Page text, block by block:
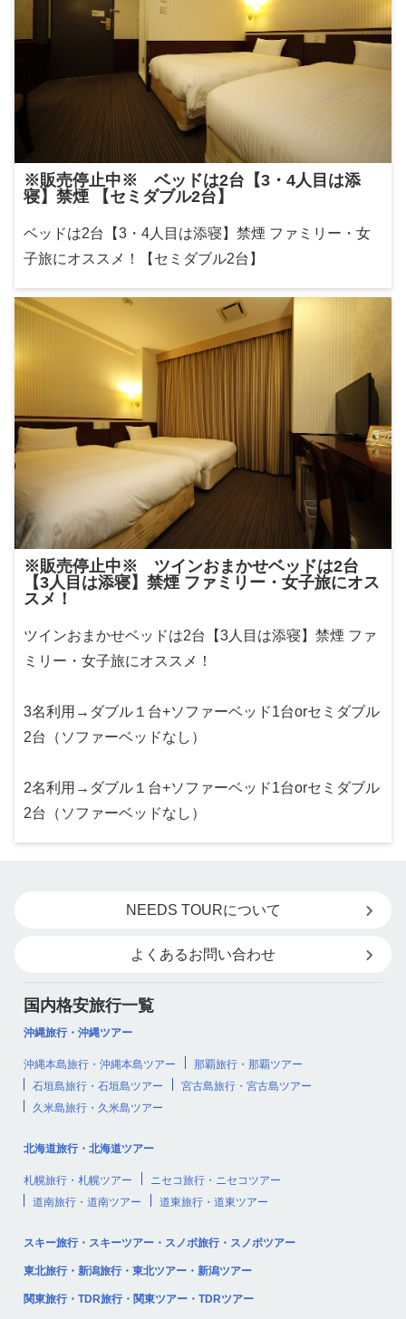
※販売停止中※ ベッドは2台【3・4人目は添
寝】禁煙 【セミダブル2台】
ベッドは2台【3・4人目は添寝】禁煙 ファミリー・女
子旅にオススメ！【セミダブル2台】
※販売停止中※ ツインおまかせベッドは2台
【3人目は添寝】禁煙 ファミリー・女子旅にオス
スメ！
ツインおまかせベッドは2台【3人目は添寝】禁煙 ファ
ミリー・女子旅にオススメ！
3名利用→ダブル１台+ソファーベッド1台orセミダブル
2台（ソファーベッドなし）
2名利用→ダブル１台+ソファーベッド1台orセミダブル
2台（ソファーベッドなし）
NEEDS TOURについて
よくあるお問い合わせ
国内格安旅行一覧
沖縄旅行・沖縄ツアー
沖縄本島旅行・沖縄本島ツアー
那覇旅行・那覇ツアー
石垣島旅行・石垣島ツアー
宮古島旅行・宮古島ツアー
久米島旅行・久米島ツアー
北海道旅行・北海道ツアー
札幌旅行・札幌ツアー
ニセコ旅行・ニセコツアー
道南旅行・道南ツアー
道東旅行・道東ツアー
スキー旅行・スキーツアー・スノボ旅行・スノボツアー
東北旅行・新潟旅行・東北ツアー・新潟ツアー
関東旅行・TDR旅行・関東ツアー・TDRツアー